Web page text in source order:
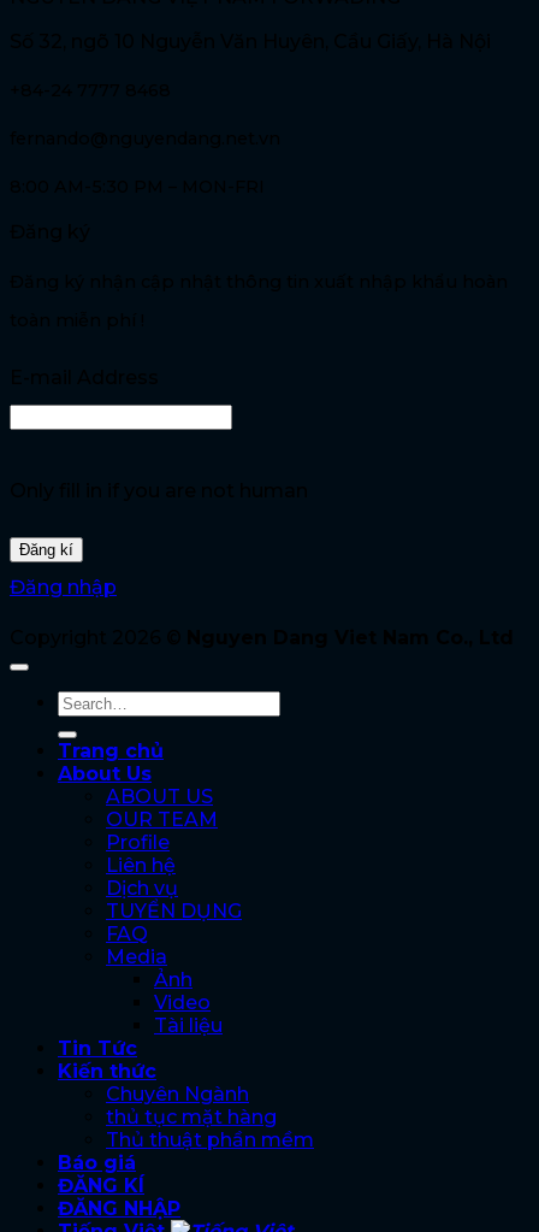
Đăng nhập
Trang chủ
About Us
ABOUT US
OUR TEAM
Profile
Liên hệ
Dịch vụ
TUYỂN DỤNG
FAQ
Media
Ảnh
Video
Tài liệu
Tin Tức
Kiến thức
Chuyên Ngành
thủ tục mặt hàng
Thủ thuật phần mềm
Báo giá
ĐĂNG KÍ
ĐĂNG NHẬP